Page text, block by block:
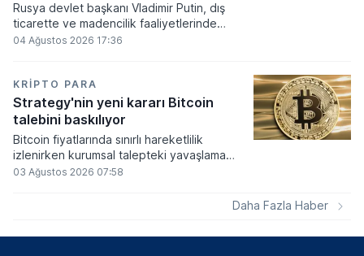
Rusya devlet başkanı Vladimir Putin, dış
ticarette ve madencilik faaliyetlerinde
kripto varlıkların kullanımına onay veren
elde edilen dijital paraların belirli şartlar
altında dolaşımına ve menkul kıymet
alımlarında kullanılmasına olanak sağlanıyor.
04 Ağustos 2026 17:36
KRIPTO PARA
Strategy'nin yeni kararı Bitcoin
talebini baskılıyor
Bitcoin fiyatlarında sınırlı hareketlilik
izlenirken kurumsal talepteki yavaşlama
piyasa dinamiklerini etkiliyor. ABD Merkez
03 Ağustos 2026 07:58
Daha Fazla Haber